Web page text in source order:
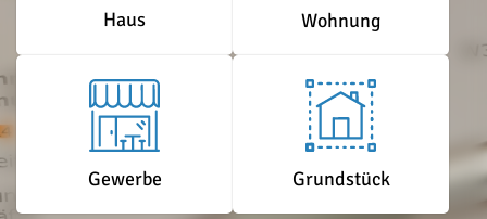
Haus Wohnung
Gewerbe Grundstück